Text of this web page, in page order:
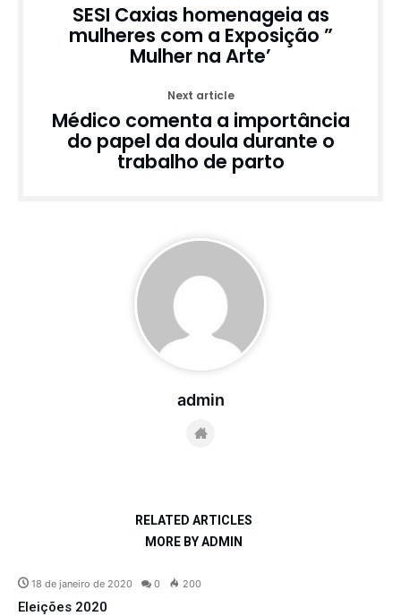
SESI Caxias homenageia as
mulheres com a Exposição ”
Mulher na Arte’
Next article
Médico comenta a importância
do papel da doula durante o
trabalho de parto
admin
RELATED ARTICLES
MORE BY ADMIN
18 de janeiro de 2020 0 200
Eleições 2020